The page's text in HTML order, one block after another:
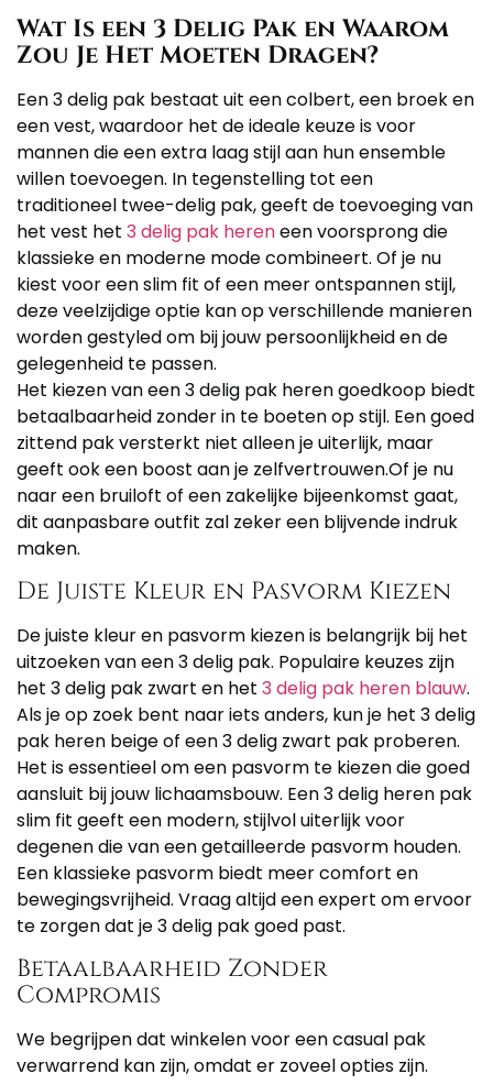
Wat Is een 3 Delig Pak en Waarom
Zou Je Het Moeten Dragen?
Een 3 delig pak bestaat uit een colbert, een broek en
een vest, waardoor het de ideale keuze is voor
mannen die een extra laag stijl aan hun ensemble
willen toevoegen. In tegenstelling tot een
traditioneel twee-delig pak, geeft de toevoeging van
het vest het 3 delig pak hereneen voorsprong die
klassieke en moderne mode combineert. Of je nu
kiest voor een slim fit of een meer ontspannen stijl,
deze veelzijdige optie kan op verschillende manieren
worden gestyled om bij jouw persoonlijkheid en de
gelegenheid te passen.
Het kiezen van een 3 delig pak heren goedkoop biedt
betaalbaarheid zonder in te boeten op stijl. Een goed
zittend pak versterkt niet alleen je uiterlijk, maar
geeft ook een boost aan je zelfvertrouwen.Of je nu
naar een bruiloft of een zakelijke bijeenkomst gaat,
dit aanpasbare outfit zal zeker een blijvende indruk
maken.
De Juiste Kleur en Pasvorm Kiezen
De juiste kleur en pasvorm kiezen is belangrijk bij het
uitzoeken van een 3 delig pak. Populaire keuzes zijn
het 3 delig pak zwart en het 3 delig pak heren blauw.
Als je op zoek bent naar iets anders, kun je het 3 delig
pak heren beige of een 3 delig zwart pak proberen.
Het is essentieel om een pasvorm te kiezen die goed
aansluit bij jouw lichaamsbouw. Een 3 delig heren pak
slim fit geeft een modern, stijlvol uiterlijk voor
degenen die van een getailleerde pasvorm houden.
Een klassieke pasvorm biedt meer comfort en
bewegingsvrijheid. Vraag altijd een expert om ervoor
te zorgen dat je 3 delig pak goed past.
Betaalbaarheid Zonder
Compromis
We begrijpen dat winkelen voor een casual pak
verwarrend kan zijn, omdat er zoveel opties zijn.